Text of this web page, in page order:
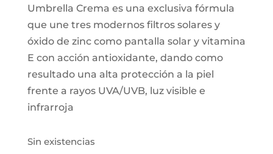
Umbrella Crema es una exclusiva fórmula
que une tres modernos filtros solares y
óxido de zinc como pantalla solar y vitamina
E con acción antioxidante, dando como
resultado una alta protección a la piel
frente a rayos UVA/UVB, luz visible e
infrarroja
Sin existencias